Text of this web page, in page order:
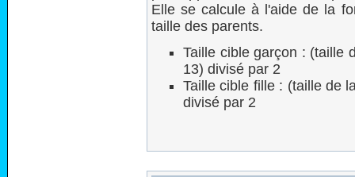
Elle se calcule à l'aide de la
taille des parents.
Taille cible garçon : (taille
13) divisé par 2
Taille cible fille : (taille de
divisé par 2